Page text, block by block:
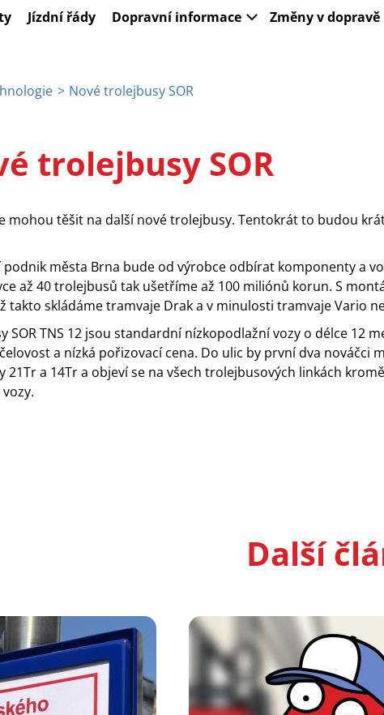
Jízdní řády Dopravní informace Změny v dopravě
Nové trolejbusy SOR
trolejbusy SOR
mohou těšit na další nové trolejbusy. Tentokrát to budou
města Brna bude od výrobce odbírat komponenty a
až 40 trolejbusů tak ušetříme až 100 miliónů korun. S
takto skládáme tramvaje Drak a v minulosti tramvaje Vario
SOR TNS 12 jsou standardní nízkopodlažní vozy o délce 12
a nízká pořizovací cena. Do ulic by první dva
21Tr a 14Tr a objeví se na všech trolejbusových linkách
Další